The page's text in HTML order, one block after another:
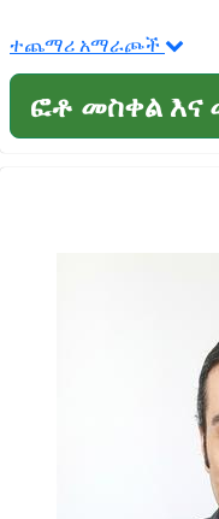
ተጨማሪ አማራጮች
ፎቶ መስቀል እና